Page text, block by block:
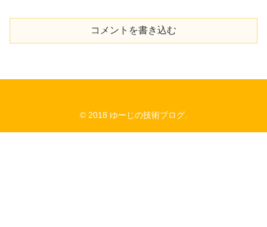
コメントを書き込む
© 2018 ゆーじの技術ブログ.